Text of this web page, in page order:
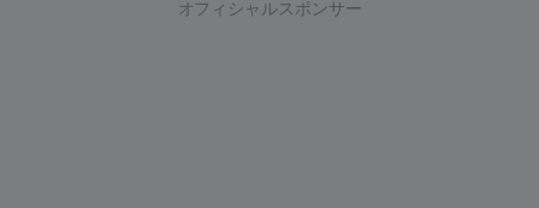
オフィシャルスポンサー